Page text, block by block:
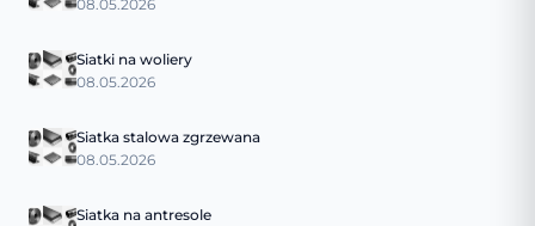
08.05.2026
Siatki na woliery
08.05.2026
Siatka stalowa zgrzewana
08.05.2026
Siatka na antresole